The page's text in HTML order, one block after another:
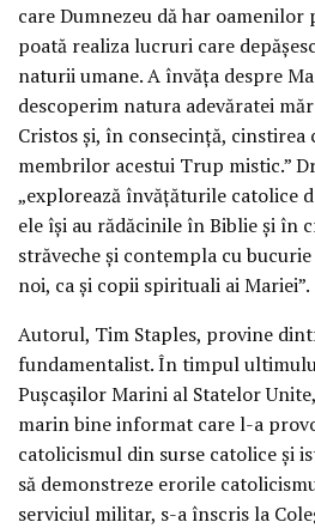
care Dumnezeu dă har oamenilor
poată realiza lucruri care
naturii umane. A învăța despre
descoperim natura adevăratei
Cristos și, în consecință, cinstirea
membrilor acestui Trup mistic.”
„explorează învățăturile catolice
ele își au rădăcinile în Biblie și în
străveche și contempla cu
noi, ca și copii spirituali ai Mariei”.
Autorul, Tim Staples, provine
fundamentalist. În timpul
Pușcașilor Marini al Statelor
marin bine informat care l-a
catolicismul din surse catolice și
să demonstreze erorile
serviciul militar, s-a înscris la